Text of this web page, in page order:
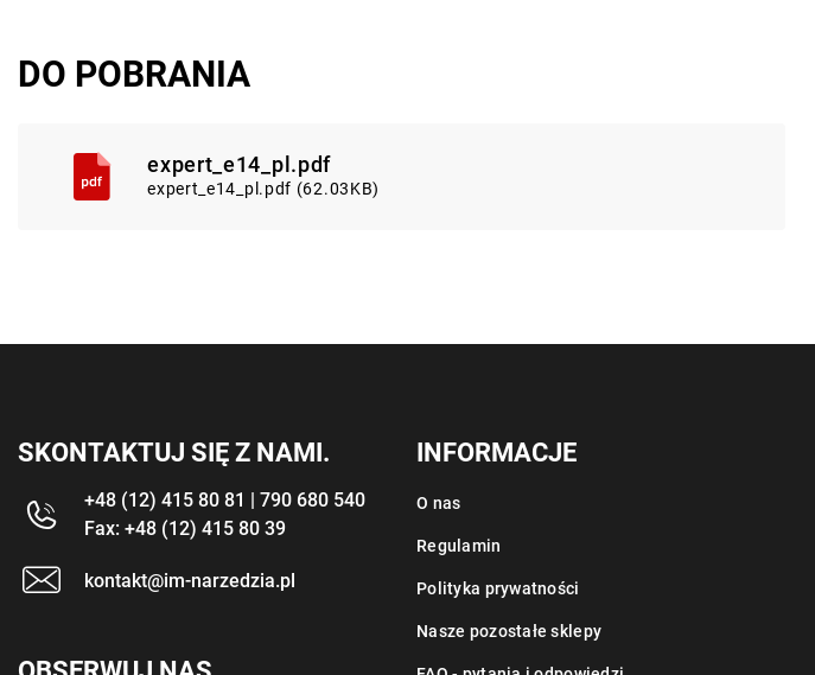
DO POBRANIA
expert_e14_pl.pdf
expert_e14_pl.pdf (62.03KB)
SKONTAKTUJ SIĘ Z NAMI.
+48 (12) 415 80 81 | 790 680 540
Fax: +48 (12) 415 80 39
kontakt@im-narzedzia.pl
INFORMACJE
O nas
Regulamin
Polityka prywatności
Nasze pozostałe sklepy